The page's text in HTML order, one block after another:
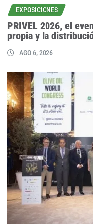
EXPOSICIONES
PRIVEL 2026, el
propia y la
AGO 6, 2026